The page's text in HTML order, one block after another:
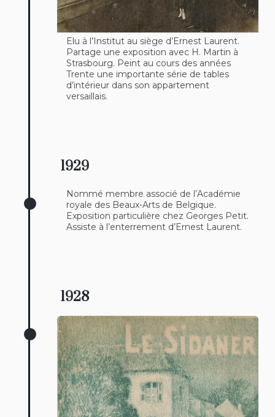
Elu à l’Institut au siège d’Ernest Laurent.
Partage une exposition avec H. Martin à
Strasbourg. Peint au cours des années
Trente une importante série de tables
d’intérieur dans son appartement
versaillais.
1929
Nommé membre associé de l’Académie
royale des Beaux-Arts de Belgique.
Exposition particulière chez Georges Petit.
Assiste à l’enterrement d’Ernest Laurent.
1928